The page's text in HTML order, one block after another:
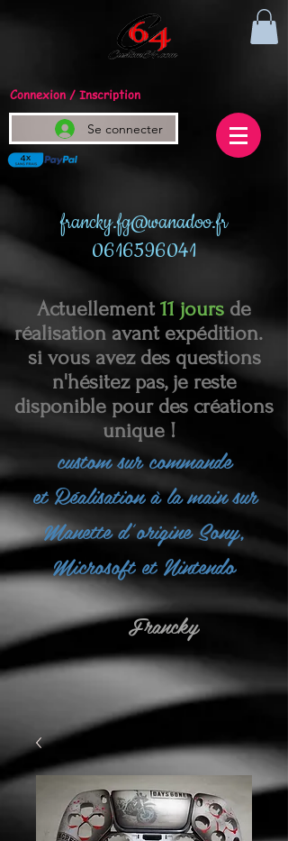
Connexion / Inscription
Se connecter
francky.fg@wanadoo.fr
0616596041
Actuellement 11 jours de
réalisation avant expédition.
si vous avez des questions
n'hésitez pas, je reste
disponible pour des créations
unique !
custom sur commande
etRéalisation à la main sur
Manette d'origine Sony,
Microsoft et Nintendo
Francky